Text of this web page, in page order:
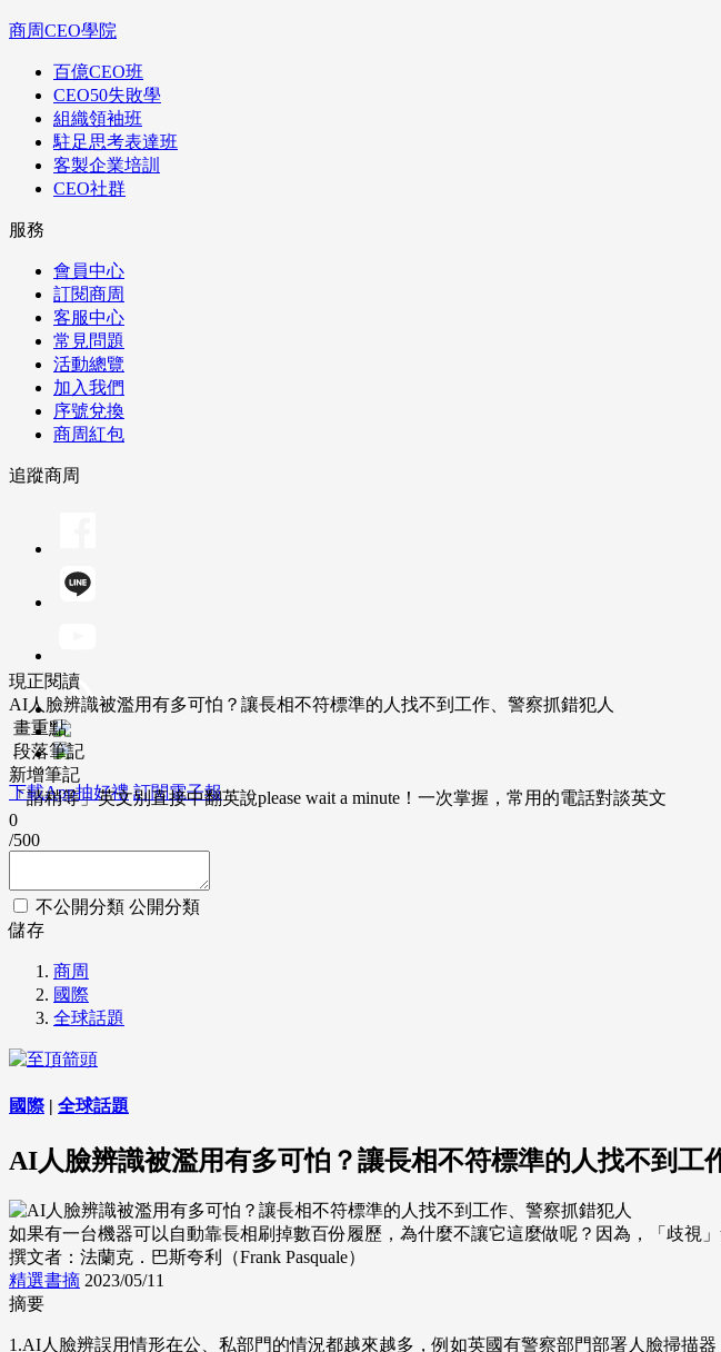
商周CEO學院
百億CEO班
CEO50失敗學
組織領袖班
駐足思考表達班
客製企業培訓
CEO社群
服務
會員中心
訂閱商周
客服中心
常見問題
活動總覽
加入我們
序號兌換
商周紅包
追蹤商周
下載App抽好禮 訂閱電子報
現正閱讀
AI人臉辨識被濫用有多可怕？讓長相不符標準的人找不到工作、警察抓錯犯人
畫重點
段落筆記
新增筆記
「請稍等」英文別直接中翻英說please wait a minute！一次掌握，常用的電話對談英文
0
/500
不公開分類 公開分類
儲存
商周
國際
全球話題
國際| 全球話題
AI人臉辨識被濫用有多可怕？讓長相不符標準的人找不到工
如果有一台機器可以自動靠長相刷掉數百份履歷，為什麼不讓它這麼做呢？因為，「歧視
撰文者：法蘭克．巴斯夸利（Frank Pasquale）
精選書摘 2023/05/11
摘要
1.AI人臉辨誤用情形在公、私部門的情況都越來越多，例如英國有警察部門部署人臉掃描